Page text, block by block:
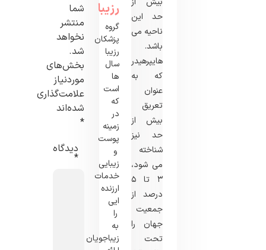
حد این
ناحیه می
باشد.
هایپرهیدروزیس
که به
عنوان
تعریق
بیش از
حد نیز
شناخته
می شود،
۳ تا ۵
درصد از
جمعیت
جهان را
تحت
رزیبا
گروه
پزشکان
رزیبا
سال
ها
است
که
در
زمینه
پوست
و
زیبایی
خدمات
ارزنده
ایی
را
به
زیباجویان
شما
منتشر
نخواهد
شد.
بخش‌های
موردنیاز
علامت‌گذاری
شده‌اند
*
دیدگاه
*